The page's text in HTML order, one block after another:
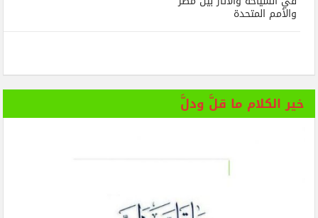
والأمم المتحدة
خير الكلام ما قلَّ ودلَّ